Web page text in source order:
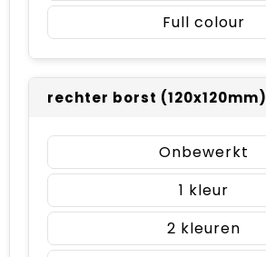
Full colour
rechter borst (120x120mm)
Onbewerkt
1
2